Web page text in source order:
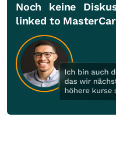
Noch keine
linked to